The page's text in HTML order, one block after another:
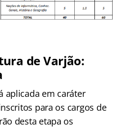
de Varjão:
aplicada em caráter
para os cargos de
desta etapa os